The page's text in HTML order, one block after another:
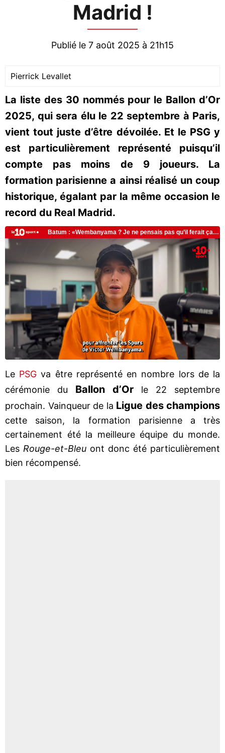
Madrid !
Publié le 7 août 2025 à 21h15
Pierrick Levallet
La liste des 30 nommés pour le Ballon d’Or
2025, qui sera élu le 22 septembre à Paris,
vient tout juste d’être dévoilée. Et le PSG y
est particulièrement représenté puisqu’il
compte pas moins de 9 joueurs. La
formation parisienne a ainsi réalisé un coup
historique, égalant par la même occasion le
record du Real Madrid.
Le PSG va être représenté en nombre lors de la
cérémonie du Ballon d’Or le 22 septembre
prochain. Vainqueur de la Ligue des champions
cette saison, la formation parisienne a très
certainement été la meilleure équipe du monde.
Les Rouge-et-Bleu ont donc été particulièrement
bien récompensé.